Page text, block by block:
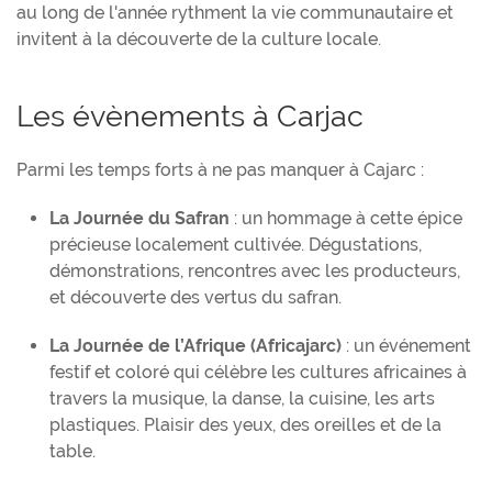
au long de l'année rythment la vie communautaire et
invitent à la découverte de la culture locale.
Les évènements à Carjac
Parmi les temps forts à ne pas manquer à Cajarc :
La Journée du Safran : un hommage à cette épice
précieuse localement cultivée. Dégustations,
démonstrations, rencontres avec les producteurs,
et découverte des vertus du safran.
La Journée de l’Afrique (Africajarc) : un événement
festif et coloré qui célèbre les cultures africaines à
travers la musique, la danse, la cuisine, les arts
plastiques. Plaisir des yeux, des oreilles et de la
table.